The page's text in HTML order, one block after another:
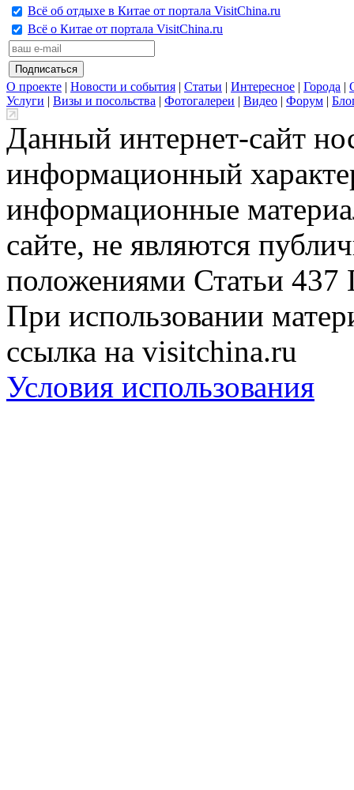
Всё об отдыхе в Китае от портала VisitChina.ru
Всё о Китае от портала VisitChina.ru
О проекте | Новости и события | Статьи | Интересное | Города |
Услуги | Визы и посольства | Фотогалереи | Видео | Форум |
Данный интернет-сайт
информационный
информационные
сайте, не являются
положениями Статьи 437
При использовании
ссылка на visitchina.ru
Условия использования